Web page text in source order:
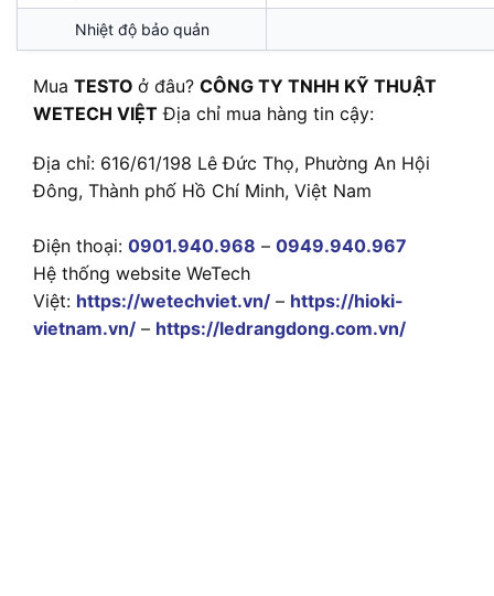
Nhiệt độ bảo quản
Mua TESTO ở đâu? CÔNG TY TNHH KỸ THUẬT
WETECH VIỆT Địa chỉ mua hàng tin cậy:
Địa chỉ: 616/61/198 Lê Đức Thọ, Phường An Hội
Đông, Thành phố Hồ Chí Minh, Việt Nam
Điện thoại: 0901.940.968 – 0949.940.967
Hệ thống website WeTech
Việt: https://wetechviet.vn/ – https://hioki-
vietnam.vn/ – https://ledrangdong.com.vn/